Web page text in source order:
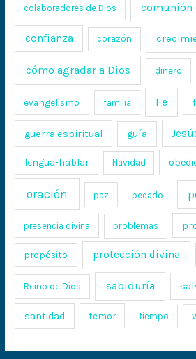
colaboradores de Dios comunión
confianza corazón
cómo agradar a Dios dinero
evangelismo familia Fe
guerra espiritual guía
lengua-hablar Navidad
oración paz pecado
presencia divina problemas
propósito protección divina
Reino de Dios sabiduría
santidad temor tiempo